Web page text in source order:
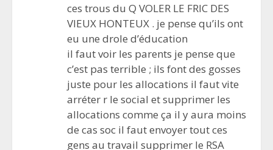
ces trous du Q VOLER LE FRIC DES
VIEUX HONTEUX . je pense qu’ils ont
eu une drole d’éducation
il faut voir les parents je pense que
c’est pas terrible ; ils font des gosses
juste pour les allocations il faut vite
arréter r le social et supprimer les
allocations comme ça il y aura moins
de cas soc il faut envoyer tout ces
gens au travail supprimer le RSA